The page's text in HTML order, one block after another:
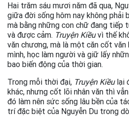
Hai trăm sáu mươi năm đã qua,
giữa đời sống hôm nay không phải
mà bằng những con chữ đang tiếp
và được cảm. Truyện Kiềuvì thế
văn chương, mà là một căn cốt
mình, học làm người và giữ lấy
bao biến động của thời gian.
Trong mỗi thời đại, Truyện Kiều lại
khác, nhưng cốt lõi nhân văn thì
đó làm nên sức sống lâu bền của
trí đặc biệt của Nguyễn Du trong